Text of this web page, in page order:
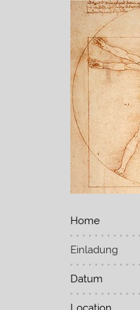
Home
Einladung
Datum